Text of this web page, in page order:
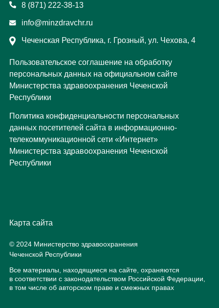
Пользовательское соглашение на обработку
персональных данных на официальном сайте
Министерства здравоохранения Чеченской
Республики
8 (871) 222-38-13
info@minzdravchr.ru
Чеченская Республика, г. Грозный, ул. Чехова, 4
Карта сайта
Политика конфиденциальности персональных
данных посетителей сайта в информационно-
телекоммуникационной сети «Интернет»
Министерства здравоохранения Чеченской
Республики
Все материалы, находящиеся на сайте, охраняются
в соответствии с законодательством Российской Федерации,
в том числе об авторском праве и смежных правах
© 2024 Министерство здравоохранения
Чеченской Республики